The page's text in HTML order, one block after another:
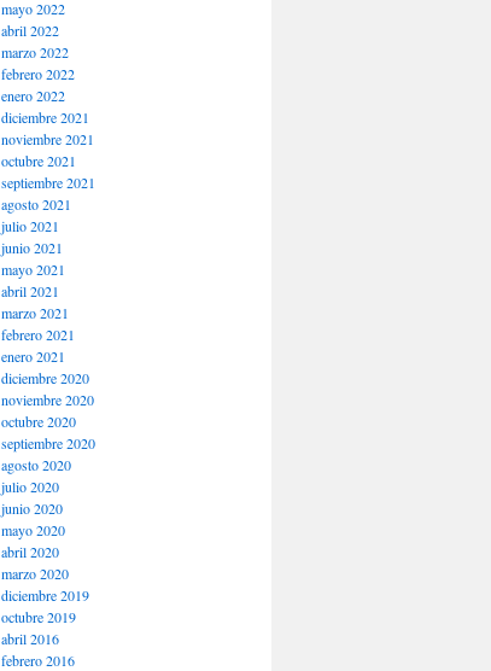
mayo 2022
abril 2022
marzo 2022
febrero 2022
enero 2022
diciembre 2021
noviembre 2021
octubre 2021
septiembre 2021
agosto 2021
julio 2021
junio 2021
mayo 2021
abril 2021
marzo 2021
febrero 2021
enero 2021
diciembre 2020
noviembre 2020
octubre 2020
septiembre 2020
agosto 2020
julio 2020
junio 2020
mayo 2020
abril 2020
marzo 2020
diciembre 2019
octubre 2019
abril 2016
febrero 2016